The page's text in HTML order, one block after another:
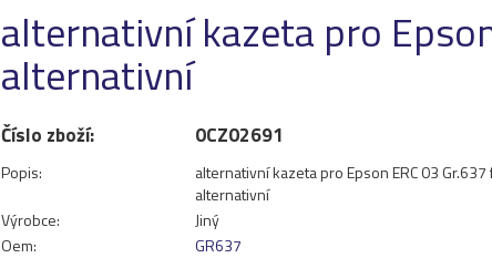
alternativní kazeta pro
alternativní
Číslo zboží: 0CZ02691
Popis:
alternativní kazeta pro Epson ERC 03 Gr.637
alternativní
Výrobce:
Jiný
Oem:
GR637